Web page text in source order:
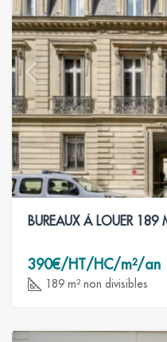
390€/HT/HC/m²/an
189 m² non divisibles